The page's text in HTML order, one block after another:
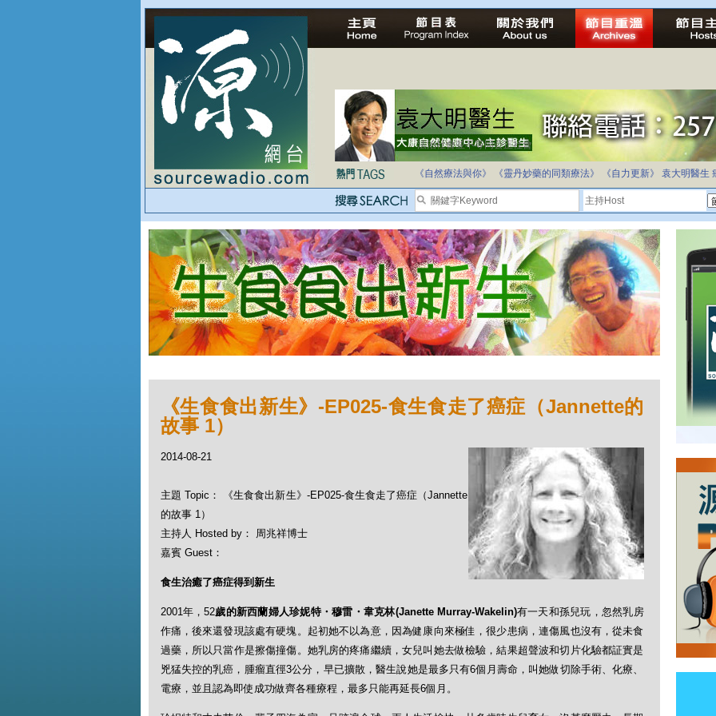
自家教育合法化-推動多元化教育，全民學卷制
《自然療法與你》 《靈丹妙藥的同類療法》 《自力更新》 袁大明醫生
《生食食出新生》-EP025-食生食走了癌症（Jannette的
故事 1）
2014-08-21
主題 Topic： 《生食食出新生》-EP025-食生食走了癌症（Jannette
的故事 1）
主持人 Hosted by： 周兆祥博士
嘉賓 Guest：
食生治癒了癌症得到新生
2001年，52歲的新西蘭婦人珍妮特・穆雷 ・ 韋克林(Janette Murray-Wakelin)有一天和孫兒玩，忽然乳房
作痛，後來還發現該處有硬塊。起初她不以為意，因為健康向來極佳，很少患病，連傷風也沒有，從未食
過藥，所以只當作是擦傷撞傷。她乳房的疼痛繼續，女兒叫她去做檢驗，結果超聲波和切片化驗都証實是
兇猛失控的乳癌，腫瘤直徑3公分，早已擴散，醫生說她是最多只有6個月壽命，叫她做切除手術、化療、
電療，並且認為即使成功做齊各種療程，最多只能再延長6個月。